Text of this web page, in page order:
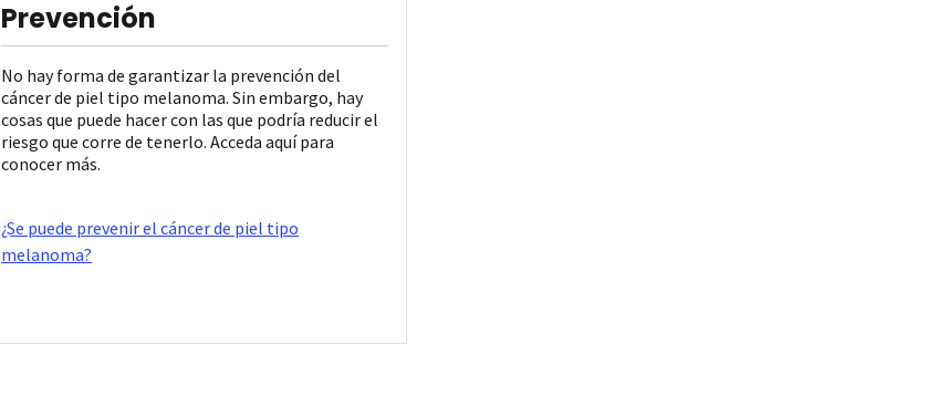
Prevención
No hay forma de garantizar la prevención del
cáncer de piel tipo melanoma. Sin embargo, hay
cosas que puede hacer con las que podría reducir el
riesgo que corre de tenerlo. Acceda aquí para
conocer más.
¿Se puede prevenir el cáncer de piel tipo
melanoma?